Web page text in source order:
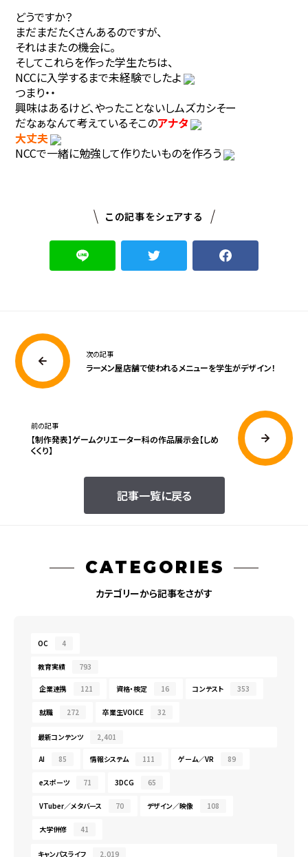
どうですか？
まだまだたくさんあるのですが、
それはまたの機会に。
そしてこれらを作った学生たちは、
NCCに入学するまで未経験でしたよ
つまり・・
興味はあるけど、やったことないしムズカシそー
だなぁなんて考えているそこのアナタ
大丈夫
NCCで一緒に勉強して作りたいものを作ろう
この記事をシェアする
次の記事
ラーメン屋店舗で使われるメニューを学生がデザイン！
記事一覧に戻る
前の記事
【制作発表】ゲームクリエーター科の作品展示会【しめ
くくり】
CATEGORIES
カテゴリーから記事をさがす
OC 4
教育実績 793
企業連携 121 資格・検定 16 コンテスト 353
就職 272 卒業生VOICE 32
最新コンテンツ 2,401
AI 85 情報システム 111 ゲーム／VR 89
eスポーツ 71 3DCG 65
VTuber／メタバース 70 デザイン／映像 108
大学併修 41
キャンパスライフ 2,019